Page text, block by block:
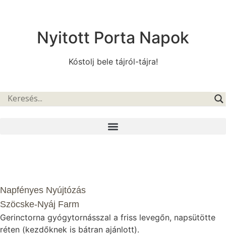
Nyitott Porta Napok
Kóstolj bele tájról-tájra!
Napfényes Nyújtózás
Szöcske-Nyáj Farm
Gerinctorna gyógytornásszal a friss levegőn, napsütötte
réten (kezdőknek is bátran ajánlott).